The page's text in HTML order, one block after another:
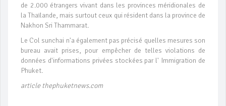
de 2.000 étrangers vivant dans les provinces méridionales de
la Thaïlande, mais surtout ceux qui résident dans la province de
Nakhon Sri Thammarat.
Le Col sunchai n'a également pas précisé quelles mesures son
bureau avait prises, pour empêcher de telles violations de
données d'informations privées stockées par l' Immigration de
Phuket.
article thephuketnews.com